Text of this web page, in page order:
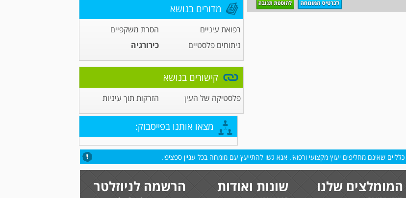
מדורים בנושא
רפואת עיניים
הסרת משקפיים
ניתוחים פלסטיים
כירורגיה
קישורים בנושא
פלסטיקה של העין הזרקות תוך עיניות
מצאו אותנו בפייסבוק:
שאינם מחליפים יעוץ מקצועי ורפואי. אנא גשו להתייעץ עם מומחה בכל עניין ספציפי.
המומלצים שלנו שונות ואודות הרשמה לניוזלטר